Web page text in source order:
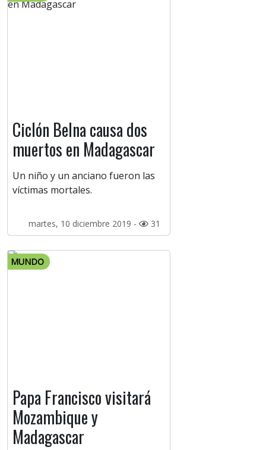
Ciclón Belna causa dos
muertos en Madagascar
Un niño y un anciano fueron las
víctimas mortales.
martes, 10 diciembre 2019 - 31
MUNDO
Papa Francisco visitará
Mozambique y
Madagascar